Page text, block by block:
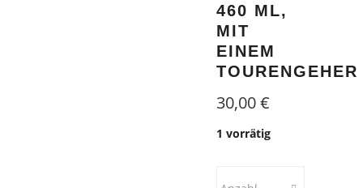
460 ML,
MIT
EINEM
TOURENGEHER
30,00€
1 vorrätig